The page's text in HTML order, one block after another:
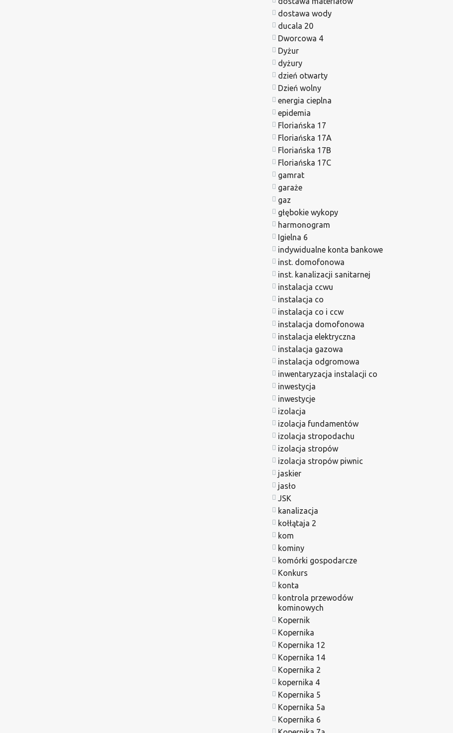
dostawa wody
ducala 20
Dworcowa 4
Dyżur
dyżury
dzień otwarty
Dzień wolny
energia cieplna
epidemia
Floriańska 17
Floriańska 17A
Floriańska 17B
Floriańska 17C
gamrat
garaże
gaz
głębokie wykopy
harmonogram
Igielna 6
indywidualne konta bankowe
inst. domofonowa
inst. kanalizacji sanitarnej
instalacja ccwu
instalacja co
instalacja co i ccw
instalacja domofonowa
instalacja elektryczna
instalacja gazowa
instalacja odgromowa
inwentaryzacja instalacji co
inwestycja
inwestycje
izolacja
izolacja fundamentów
izolacja stropodachu
izolacja stropów
izolacja stropów piwnic
jaskier
jasło
JSK
kanalizacja
kołłątaja 2
kom
kominy
komórki gospodarcze
Konkurs
konta
kontrola przewodów
kominowych
Kopernik
Kopernika
Kopernika 12
Kopernika 14
Kopernika 2
kopernika 4
Kopernika 5
Kopernika 5a
Kopernika 6